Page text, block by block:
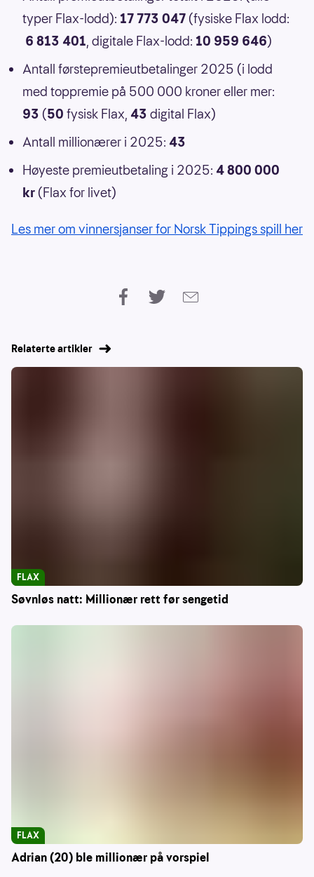
typer Flax-lodd): 17 773 047 (fysiske Flax lodd:
6 813 401, digitale Flax-lodd: 10 959 646)
Antall førstepremieutbetalinger 2025 (i lodd
med toppremie på 500 000 kroner eller mer:
93 (50 fysisk Flax, 43 digital Flax)
Antall millionærer i 2025: 43
Høyeste premieutbetaling i 2025: 4 800 000
kr (Flax for livet)
Les mer om vinnersjanser for Norsk Tippings spill her
Relaterte artikler
Søvnløs natt: Millionær rett før sengetid
FLAX
Adrian (20) ble millionær på vorspiel
FLAX